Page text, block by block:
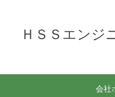
ＨＳＳエンジ
会社